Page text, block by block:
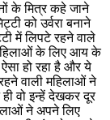
के मित्र कहे जाने
को उर्वरा बनाने
में लिपटे रहने वाले
के लिए आय के
हो रहा है और ये
वाली महिलाओं ने
वो इन्हें देखकर दूर
ने अपने लिए